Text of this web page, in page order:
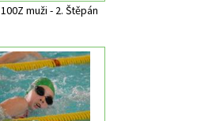
muži - 2. Štěpán